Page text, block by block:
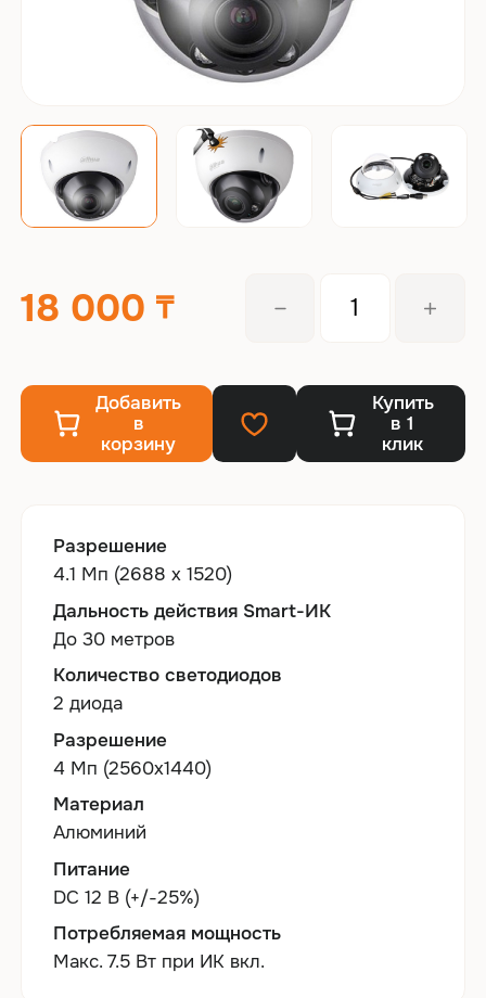
18 000
Добавить
в
корзину
Купить
в 1
клик
Разрешение
4.1 Мп (2688 x 1520)
Дальность действия Smart-ИК
До 30 метров
Количество светодиодов
2 диода
Разрешение
4 Мп (2560х1440)
Материал
Алюминий
Питание
DC 12 В (+/-25%)
Потребляемая мощность
Макс. 7.5 Вт при ИК вкл.